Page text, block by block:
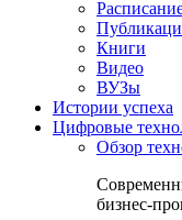
Книги
Видео
ВУЗы
Истории успеха
Цифровые
Обзор
бизнес-